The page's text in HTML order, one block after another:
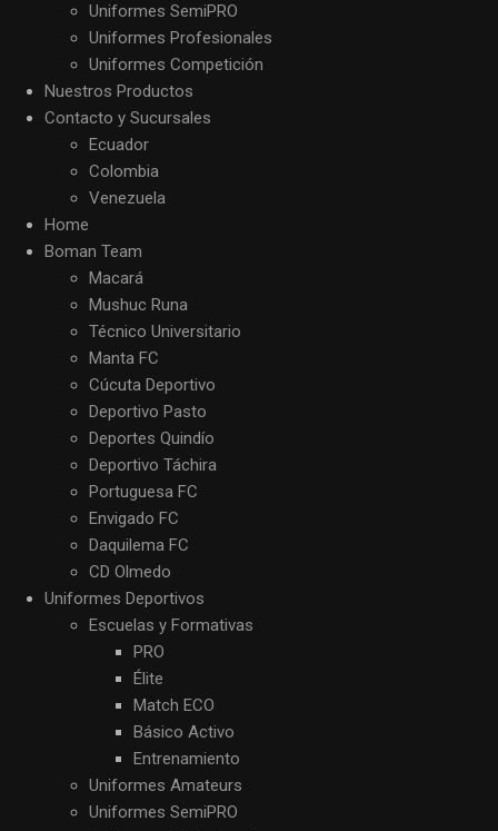
Uniformes SemiPRO
Uniformes Profesionales
Uniformes Competición
Nuestros Productos
Contacto y Sucursales
Ecuador
Colombia
Venezuela
Home
Boman Team
Macará
Mushuc Runa
Técnico Universitario
Manta FC
Cúcuta Deportivo
Deportivo Pasto
Deportes Quindío
Deportivo Táchira
Portuguesa FC
Envigado FC
Daquilema FC
CD Olmedo
Uniformes Deportivos
Escuelas y Formativas
PRO
Élite
Match ECO
Básico Activo
Entrenamiento
Uniformes Amateurs
Uniformes SemiPRO